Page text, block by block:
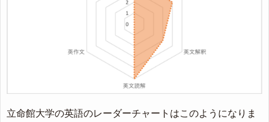
立命館大学の英語のレーダーチャートはこのようになりま